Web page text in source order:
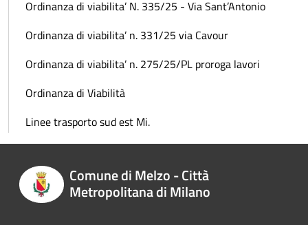
Ordinanza di viabilita’ N. 335/25 - Via Sant’Antonio
Ordinanza di viabilita’ n. 331/25 via Cavour
Ordinanza di viabilita’ n. 275/25/PL proroga lavori
Ordinanza di Viabilità
Linee trasporto sud est Mi.
Comune di Melzo - Città
Metropolitana di Milano